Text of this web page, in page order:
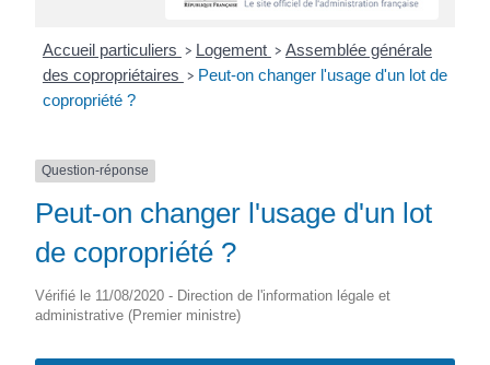
Accueil particuliers > Logement > Assemblée générale
des copropriétaires > Peut-on changer l'usage d'un lot de
copropriété ?
Question-réponse
Peut-on changer l'usage d'un lot
de copropriété ?
Vérifié le 11/08/2020 - Direction de l'information légale et
administrative (Premier ministre)